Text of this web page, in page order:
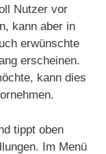
Nutzer vor
kann aber in
erwünschte
erscheinen.
kann dies
tippt oben
Im Menü